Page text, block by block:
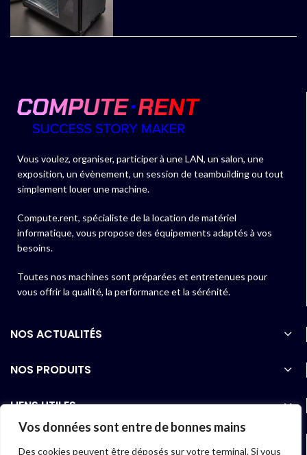
Vos données sont entre de bonnes mains
Des cookies peuvent être déposés sur votre terminal. Si vous
Vous voulez, organiser, participer à une LAN, un salon, une
exposition, un évènement, un session de teambuilding ou tout
simplement louer une machine.
Compute.rent, spécialiste de la location de matériel
informatique, vous propose des équipements adaptés à vos
besoins.
Toutes nos machines sont préparées et entretenues pour
vous offrir la qualité, la performance et la sérénité.
NOS ACTUALITÉS
NOS PRODUITS
LIENS UTILES